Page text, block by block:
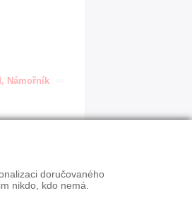
Námořník
doručovaného
nikdo, kdo nemá.